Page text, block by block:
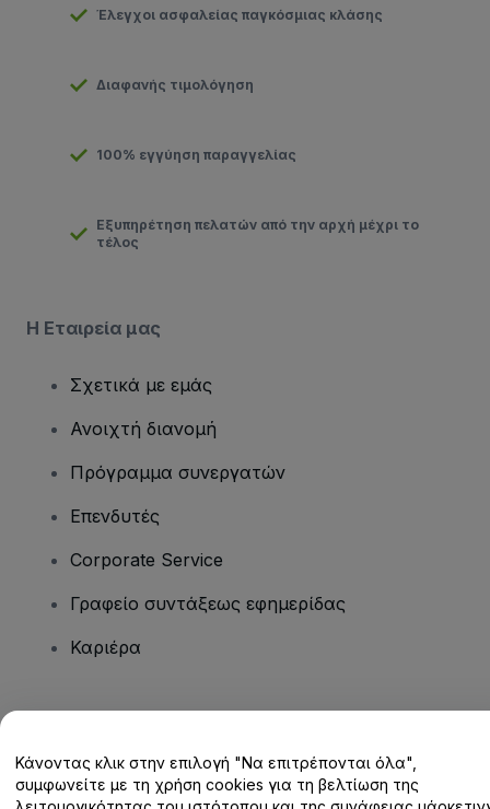
Έλεγχοι ασφαλείας παγκόσμιας κλάσης
Διαφανής τιμολόγηση
100% εγγύηση παραγγελίας
Εξυπηρέτηση πελατών από την αρχή μέχρι το
τέλος
Η Εταιρεία μας
Σχετικά με εμάς
Ανοιχτή διανομή
Πρόγραμμα συνεργατών
Επενδυτές
Corporate Service
Γραφείο συντάξεως εφημερίδας
Καριέρα
Κέντρο βοήθειας / Επικοινωνήστε μαζί μας
Κάνοντας κλικ στην επιλογή "Να επιτρέπονται όλα",
συμφωνείτε με τη χρήση cookies για τη βελτίωση της